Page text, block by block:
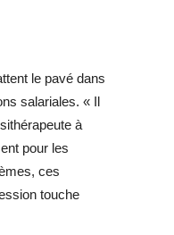
le pavé dans
salariales. « Il
à
pour les
ces
touche